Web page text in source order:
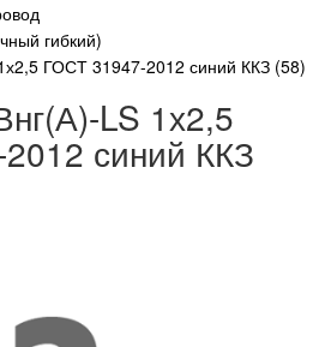
гибкий)
ГОСТ 31947-2012 синий ККЗ (58)
LS 1х2,5
синий ККЗ